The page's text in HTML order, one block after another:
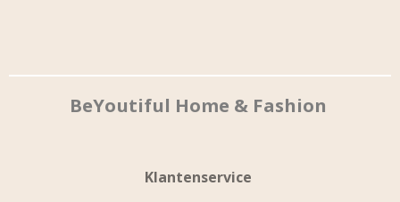
BeYoutiful Home & Fashion
Klantenservice